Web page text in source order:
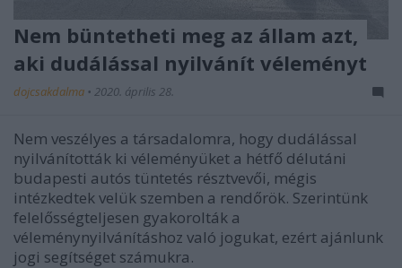
Nem büntetheti meg az állam azt,
aki dudálással nyilvánít véleményt
dojcsakdalma • 2020. április 28.
Nem veszélyes a társadalomra, hogy dudálással
nyilvánították ki véleményüket a hétfő délutáni
budapesti autós tüntetés résztvevői, mégis
intézkedtek velük szemben a rendőrök. Szerintünk
felelősségteljesen gyakorolták a
véleménynyilvánításhoz való jogukat, ezért ajánlunk
jogi segítséget számukra.